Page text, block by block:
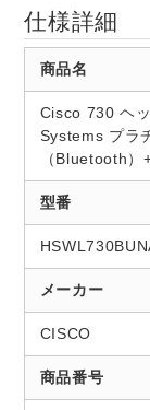
仕様詳細
商品名
Cisco 730 ヘ
Systems プラ
（Bluetooth）
型番
メーカー
CISCO
商品番号